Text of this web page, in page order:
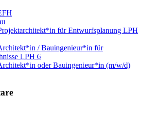
für Entwurfsplanung LPH
/ Bauingenieur*in für
LPH 6
oder Bauingenieur*in (m/w/d)